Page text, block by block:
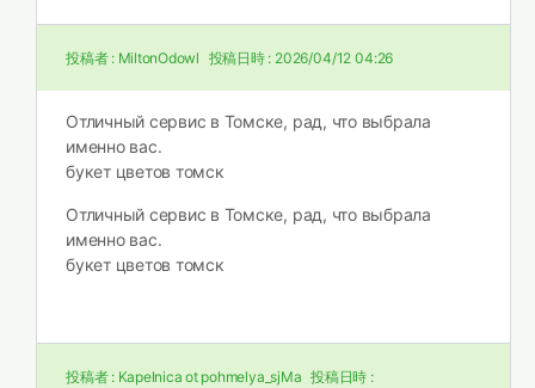
投稿者 : MiltonOdowl 投稿日時 : 2026/04/12 04:26
Отличный сервис в Томске, рад, что выбрала
именно вас.
букет цветов томск
Отличный сервис в Томске, рад, что выбрала
именно вас.
букет цветов томск
投稿者 : Kapelnica ot pohmelya_sjMa 投稿日時 :